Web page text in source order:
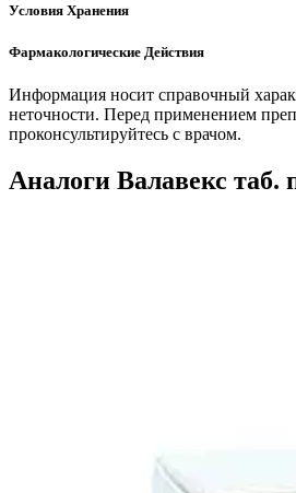
Условия Хранения
Фармакологические Действия
Информация носит справочный
неточности. Перед применением
проконсультируйтесь с врачом.
Аналоги Валавекс таб.